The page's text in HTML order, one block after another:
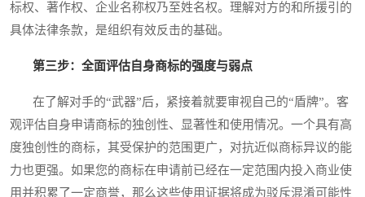
标权、著作权、企业名称权乃至姓名权。理解对方的和所援引的
具体法律条款，是组织有效反击的基础。
第三步：全面评估自身商标的强度与弱点
在了解对手的“武器”后，紧接着就要审视自己的“盾牌”。客
观评估自身申请商标的独创性、显著性和使用情况。一个具有高
度独创性的商标，其受保护的范围更广，对抗近似商标异议的能
力也更强。如果您的商标在申请前已经在一定范围内投入商业使
用并积累了一定商誉，那么这些使用证据将成为驳斥混淆可能性